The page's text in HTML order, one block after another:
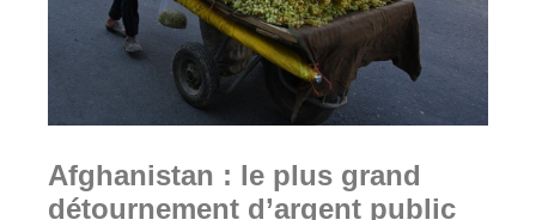
Afghanistan : le plus grand
détournement d’argent public